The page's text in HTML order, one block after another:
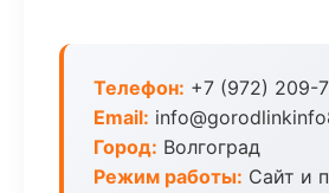
Телефон: +7 (972) 209-
Email:
Город: Волгоград
Режим работы: Сайт и